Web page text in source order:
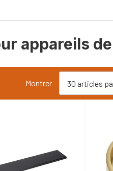
appareils
Montrer